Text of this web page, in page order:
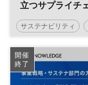
立つサプライチ
サステナビリティ
SDGs サプライチ
開催
終了